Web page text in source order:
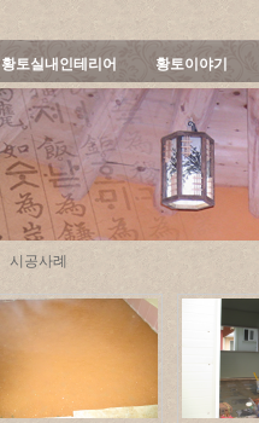
황토실내인테리어 황토이야기
시공사례